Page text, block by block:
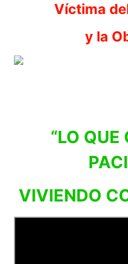
Víctima
y la
“LO
VIVIENDO